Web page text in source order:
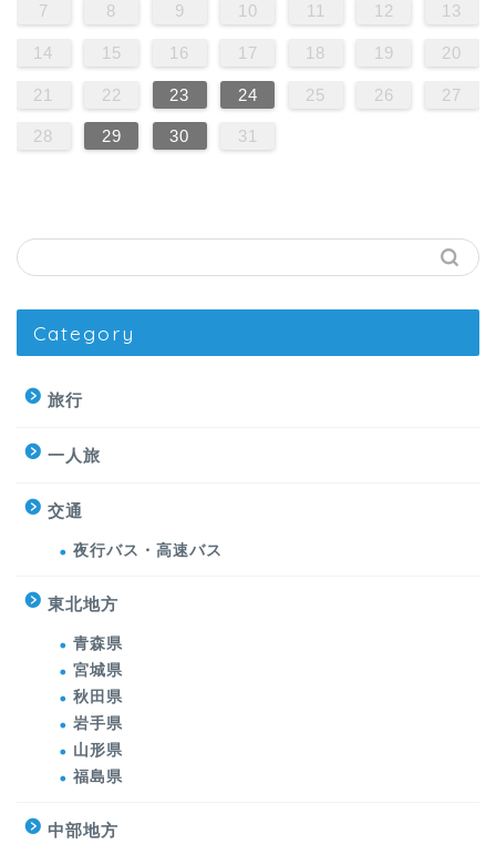
7 8 9 10 11 12 13
14 15 16 17 18 19 20
21 22 23 24 25 26 27
28 29 30 31
Category
旅行
一人旅
交通
夜行バス・高速バス
東北地方
青森県
宮城県
秋田県
岩手県
山形県
福島県
中部地方